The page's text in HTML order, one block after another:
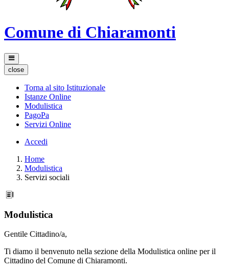
Comune di Chiaramonti
close
Torna al sito Istituzionale
Istanze Online
Modulistica
PagoPa
Servizi Online
Accedi
Home
Modulistica
Servizi sociali
Modulistica
Gentile Cittadino/a,
Ti diamo il benvenuto nella sezione della Modulistica online per il
Cittadino del Comune di Chiaramonti.